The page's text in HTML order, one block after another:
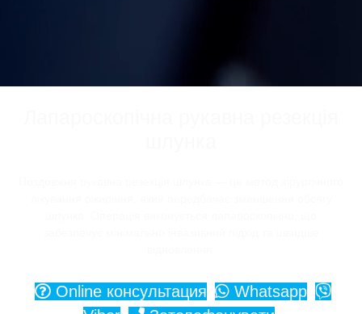
Online консультация
Whatsapp